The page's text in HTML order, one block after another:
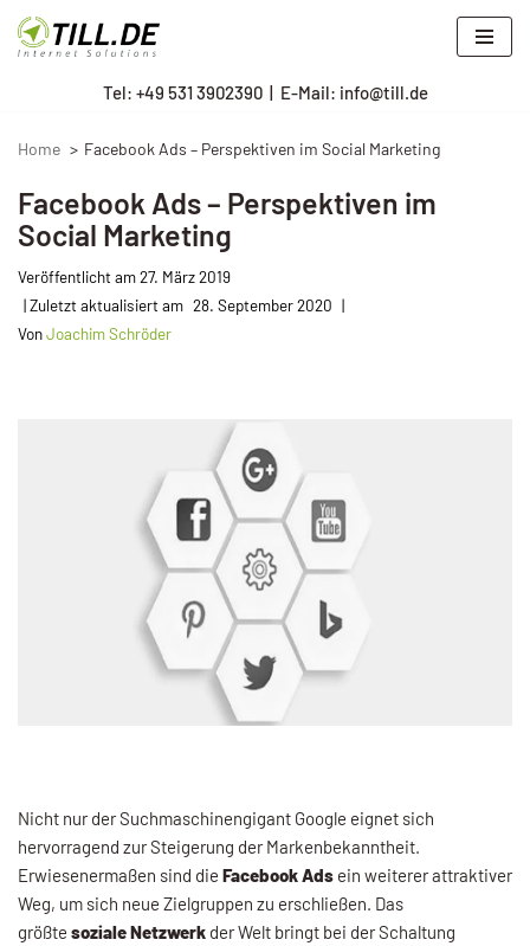
Zum
Tel: +49 531 3902390| E-Mail: info@till.de
Home Facebook Ads – Perspektiven im Social Marketing
Facebook Ads – Perspektiven im
Social Marketing
Veröffentlicht am27. März 2019
28. September 2020
VonJoachim Schröder
Nicht nur der Suchmaschinengigant Google eignet sich
hervorragend zur Steigerung der Markenbekanntheit.
Erwiesenermaßen sind die Facebook Ads ein weiterer attraktiver
Weg, um sich neue Zielgruppen zu erschließen. Das
größte soziale Netzwerk der Welt bringt bei der Schaltung